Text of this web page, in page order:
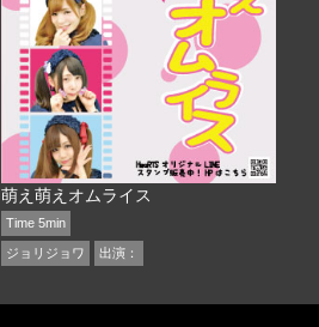
萌え萌えオムライス
Time 5min
ジョリジョワ 出演：